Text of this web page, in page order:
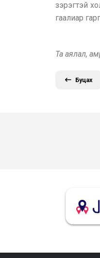
зэрэгтэй
гаалиар
Та аялал,
Буцах